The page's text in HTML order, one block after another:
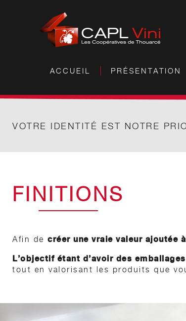
ACCUEIL PRÉSENTATION
VOTRE IDENTITÉ EST NOTRE
FINITIONS
Afin de créer une vraie valeur ajoutée
L’objectif étant d’avoir des
tout en valorisant les produits que